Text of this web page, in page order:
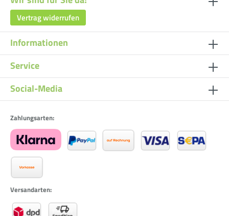
Vertrag widerrufen
Informationen
Service
Social-Media
Zahlungsarten:
Versandarten: